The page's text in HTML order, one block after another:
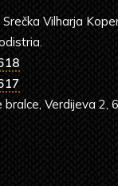
Srečka Vilharja
Verdijeva 2,